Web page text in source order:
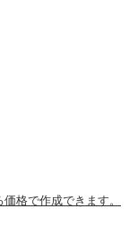
格で作成できます。